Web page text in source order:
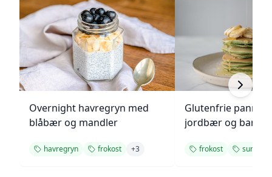
Overnight havregryn med
blåbær og mandler
havregryn frokost +3
Glutenfrie
jordbær og banan
frokost sunn